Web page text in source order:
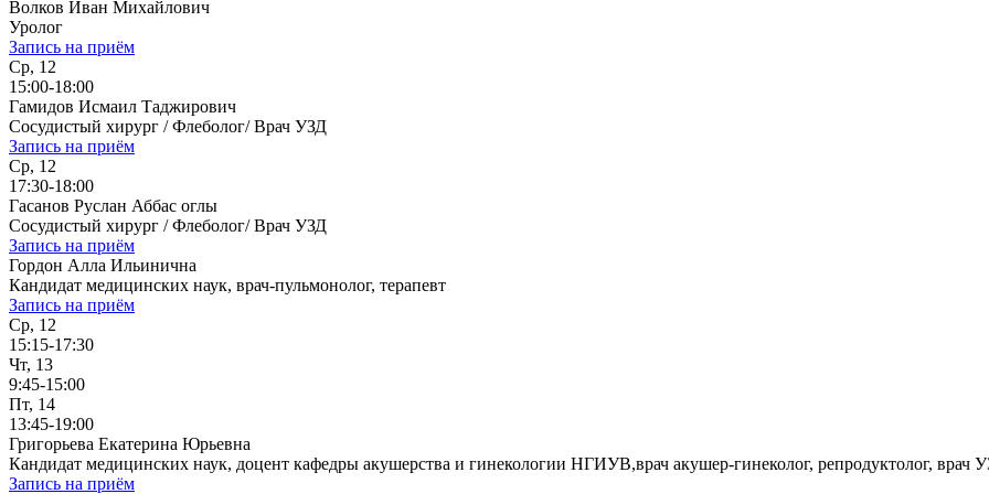
Волков Иван Михайлович
Уролог
Запись на приём
Ср, 12
15:00-18:00
Гамидов Исмаил Таджирович
Сосудистый хирург / Флеболог/ Врач УЗД
Запись на приём
Ср, 12
17:30-18:00
Гасанов Руслан Аббас оглы
Сосудистый хирург / Флеболог/ Врач УЗД
Запись на приём
Гордон Алла Ильинична
Кандидат медицинских наук, врач-пульмонолог, терапевт
Запись на приём
Ср, 12
15:15-17:30
Чт, 13
9:45-15:00
Пт, 14
13:45-19:00
Григорьева Екатерина Юрьевна
Кандидат медицинских наук, доцент кафедры акушерства и гинекологии НГИУВ,врач акушер-гинеколог, репродуктолог, врач
Запись на приём